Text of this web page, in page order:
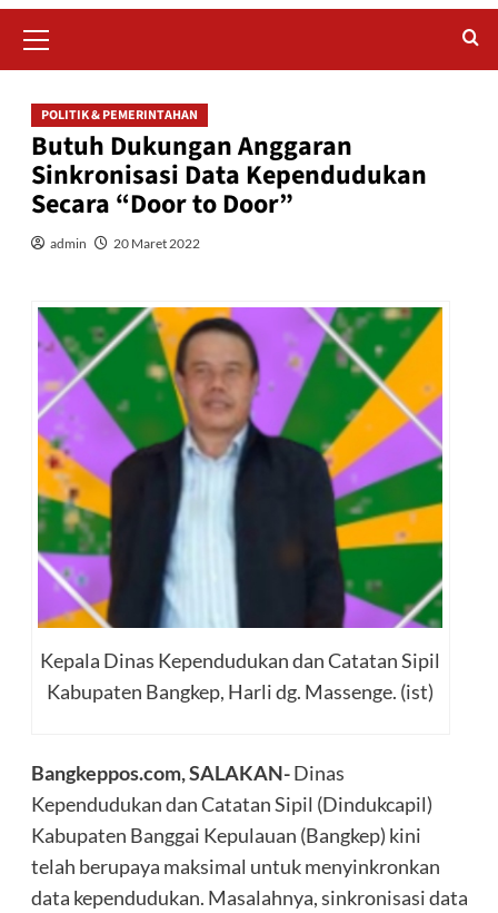
Menu
POLITIK & PEMERINTAHAN
Butuh Dukungan Anggaran
Sinkronisasi Data Kependudukan
Secara “Door to Door”
admin 20 Maret 2022
Kepala Dinas Kependudukan dan Catatan Sipil
Kabupaten Bangkep, Harli dg. Massenge. (ist)
Bangkeppos.com, SALAKAN-Dinas
Kependudukan dan Catatan Sipil (Dindukcapil)
Kabupaten Banggai Kepulauan (Bangkep) kini
telah berupaya maksimal untuk menyinkronkan
data kependudukan. Masalahnya, sinkronisasi data